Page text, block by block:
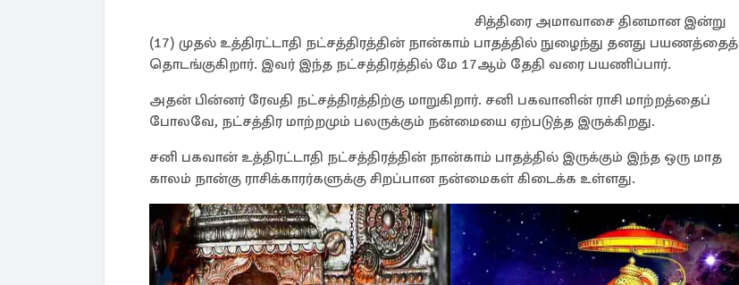
சித்திரை அமாவாசை தினமான இன்று
(17) முதல் உத்திரட்டாதி நட்சத்திரத்தின் நான்காம் பாதத்தில் நுழைந்து தனது பயணத்தைத்
தொடங்குகிறார். இவர் இந்த நட்சத்திரத்தில் மே 17ஆம் தேதி வரை பயணிப்பார்.
அதன் பின்னர் ரேவதி நட்சத்திரத்திற்கு மாறுகிறார். சனி பகவானின் ராசி மாற்றத்தைப்
போலவே, நட்சத்திர மாற்றமும் பலருக்கும் நன்மையை ஏற்படுத்த இருக்கிறது.
சனி பகவான் உத்திரட்டாதி நட்சத்திரத்தின் நான்காம் பாதத்தில் இருக்கும் இந்த ஒரு மாத
காலம் நான்கு ராசிக்காரர்களுக்கு சிறப்பான நன்மைகள் கிடைக்க உள்ளது.